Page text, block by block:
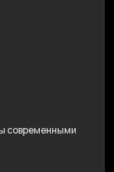
современными